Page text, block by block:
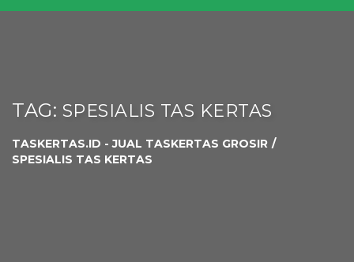
TAG: SPESIALIS TAS KERTAS
TASKERTAS.ID - JUAL TASKERTAS GROSIR
SPESIALIS TAS KERTAS